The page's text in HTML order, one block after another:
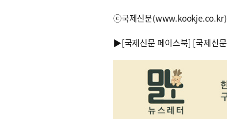
ⓒ국제신문(www.kookje.co.kr),
▶[국제신문 페이스북] [국제신